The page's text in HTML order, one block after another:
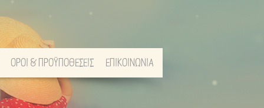
ΟΡΟΙ & ΠΡΟΫΠΟΘΕΣΕΙΣ ΕΠΙΚΟΙΝΩΝΙΑ